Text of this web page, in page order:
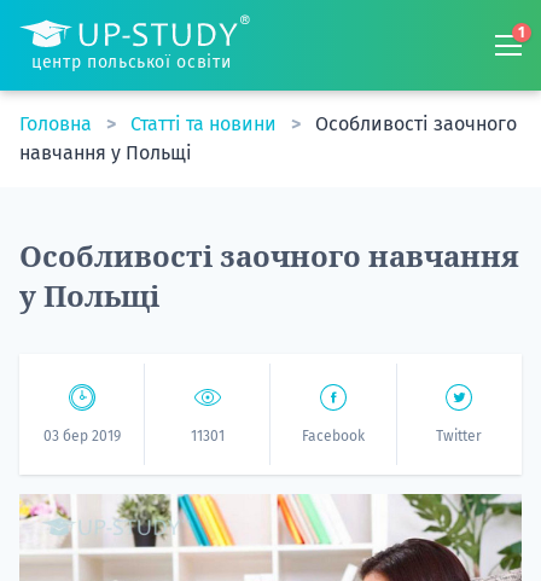
центр польської освіти
1
Головна Статті та новини
Особливості заочного
навчання у Польщі
Особливості заочного навчання
у Польщі
03 бер 2019 11301 Facebook Twitter